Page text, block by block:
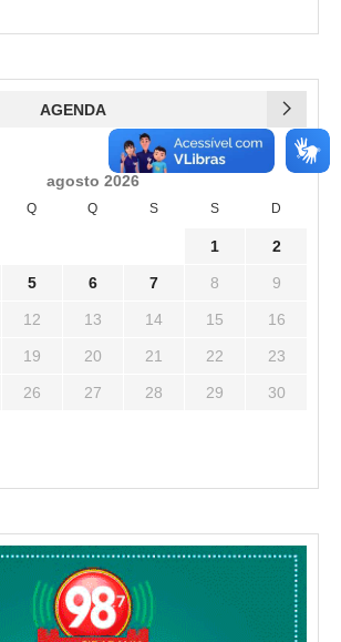
AGENDA
agosto 2026
Q Q S S D
1 2
5 6 7 8 9
12 13 14 15 16
19 20 21 22 23
26 27 28 29 30